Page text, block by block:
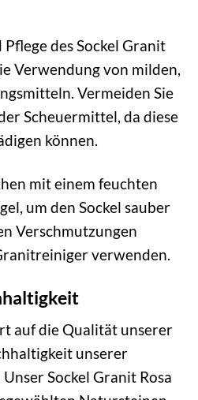
des Sockel Granit
Verwendung von milden,
Vermeiden Sie
Scheuermittel, da diese
können.
mit einem feuchten
um den Sockel sauber
Verschmutzungen
verwenden.
auf die Qualität unserer
unserer
Sockel Granit Rosa